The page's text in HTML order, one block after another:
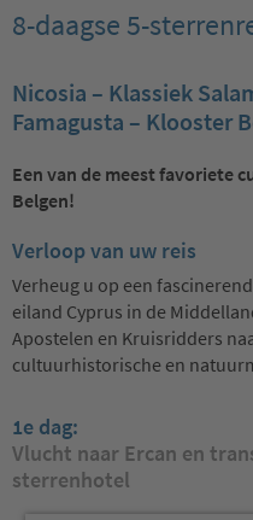
8-daagse 5-
Nicosia – Klassiek
Famagusta – Klooster
Een van de meest favoriete
Belgen!
Verloop van uw reis
Verheug u op een
eiland Cyprus in de
Apostelen en Kruisridders
cultuurhistorische en
1e dag:
Vlucht naar Ercan en
sterrenhotel